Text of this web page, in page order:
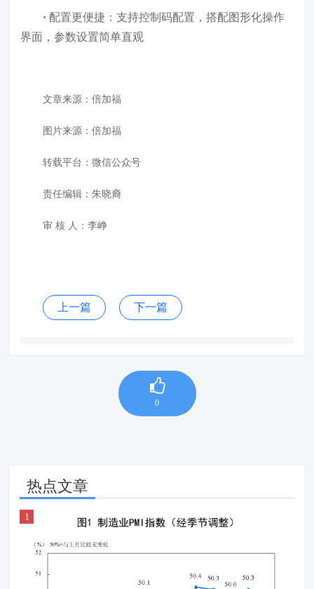
· 配置更便捷：支持控制码配置，搭配图形化操作
界面，参数设置简单直观
文章来源： 倍加福
图片来源： 倍加福
转载平台：微信公众号
责任编辑：朱晓裔
审 核 人：李峥
上一篇 下一篇
0
热点文章